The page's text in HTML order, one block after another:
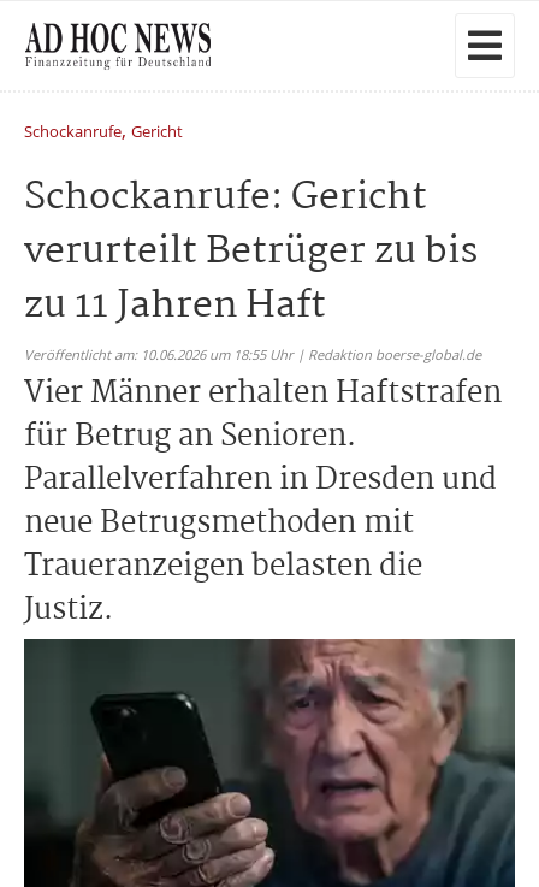
Schockanrufe, Gericht
Schockanrufe: Gericht
verurteilt Betrüger zu bis
zu 11 Jahren Haft
Veröffentlicht am: 10.06.2026 um 18:55 Uhr | Redaktion boerse-global.de
Vier Männer erhalten Haftstrafen
für Betrug an Senioren.
Parallelverfahren in Dresden und
neue Betrugsmethoden mit
Traueranzeigen belasten die
Justiz.